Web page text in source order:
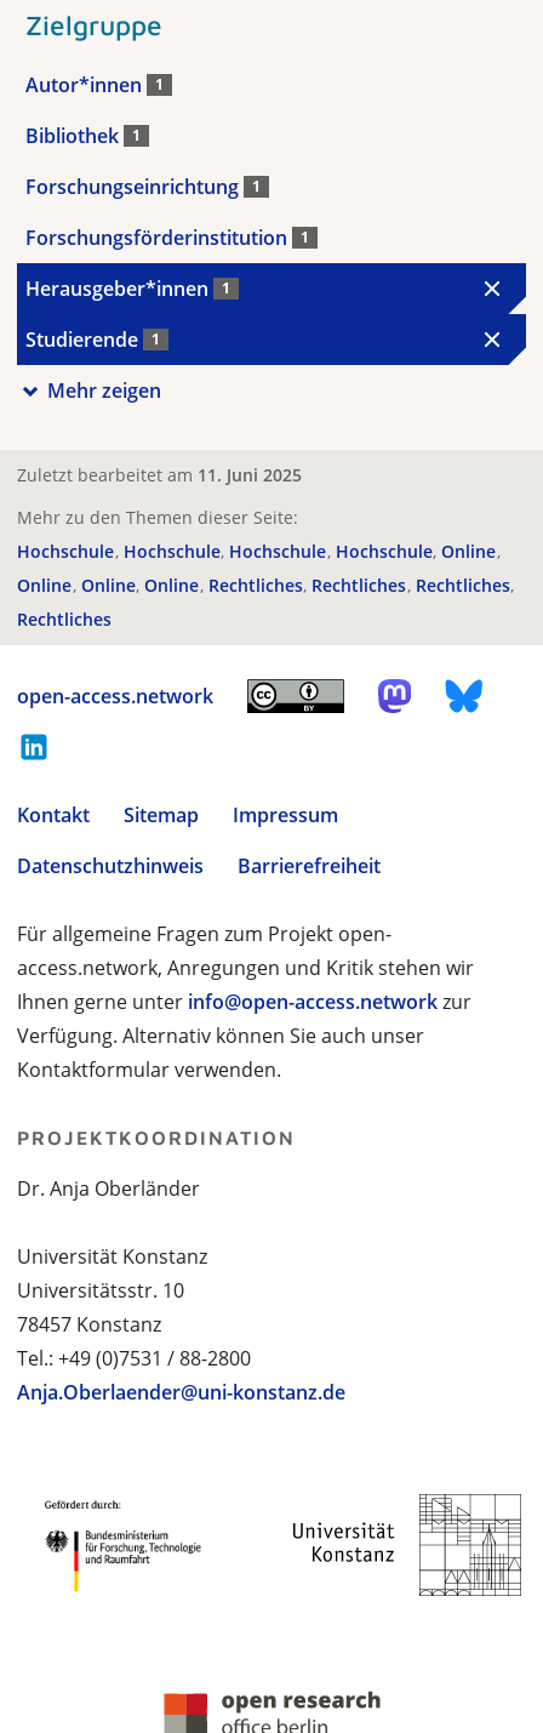
Zielgruppe
Autor*innen 1
Bibliothek 1
Forschungseinrichtung 1
Forschungsförderinstitution 1
Herausgeber*innen 1
Studierende 1
Mehr zeigen
Zuletzt bearbeitet am 11. Juni 2025
Mehr zu den Themen dieser Seite:
Hochschule Hochschule Hochschule Hochschule Online
Online Online Online Rechtliches Rechtliches Rechtliches
Rechtliches
open-access.network
Kontakt Sitemap
Impressum
Datenschutzhinweis
Barrierefreiheit
Für allgemeine Fragen zum Projekt open-
access.network, Anregungen und Kritik stehen wir
Ihnen gerne unter info@open-access.networkzur
Verfügung. Alternativ können Sie auch unser
Kontaktformular verwenden.
PROJEKTKOORDINATION
Dr. Anja Oberländer
Universität Konstanz
Universitätsstr. 10
78457 Konstanz
Tel.: +49 (0)7531 / 88-2800
Anja.Oberlaender@uni-konstanz.de